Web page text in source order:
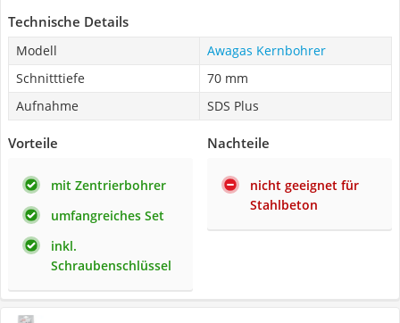
Technische Details
Modell
Awagas Kernbohrer
Schnitttiefe
70 mm
Aufnahme
SDS Plus
Vorteile
mit Zentrierbohrer
umfangreiches Set
inkl.
Schraubenschlüssel
Nachteile
nicht geeignet für
Stahlbeton